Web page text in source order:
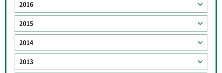
2016
2015
2014
2013